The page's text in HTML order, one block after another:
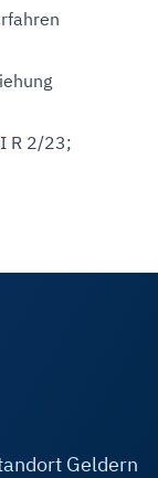
R 2/23;
Geldern